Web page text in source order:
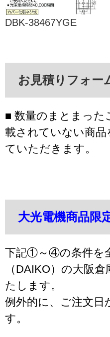
DBK-38467YGE
お見積りフォー
■ 数量のまとまった
載されていない商
ていただきます。
大光電機商品限
下記①～④の条件を
（DAIKO）の大阪
たします。
例外的に、ご注文
す。